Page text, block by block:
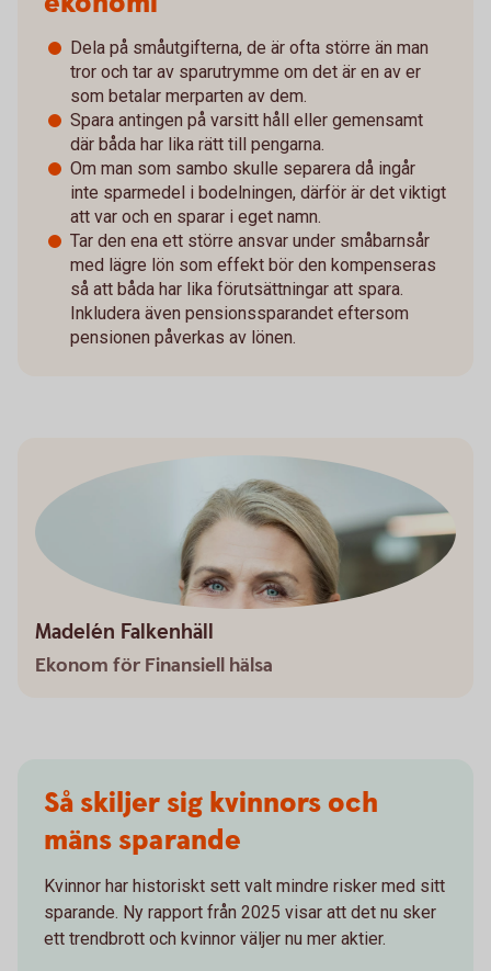
Dela på småutgifterna, de är ofta större än man
tror och tar av sparutrymme om det är en av er
som betalar merparten av dem.
Spara antingen på varsitt håll eller gemensamt
där båda har lika rätt till pengarna.
Om man som sambo skulle separera då ingår
inte sparmedel i bodelningen, därför är det viktigt
att var och en sparar i eget namn.
Tar den ena ett större ansvar under småbarnsår
med lägre lön som effekt bör den kompenseras
så att båda har lika förutsättningar att spara.
Inkludera även pensionssparandet eftersom
pensionen påverkas av lönen.
Madelén Falkenhäll
Ekonom för Finansiell hälsa
Så skiljer sig kvinnors och
mäns sparande
Kvinnor har historiskt sett valt mindre risker med sitt
sparande. Ny rapport från 2025 visar att det nu sker
ett trendbrott och kvinnor väljer nu mer aktier.